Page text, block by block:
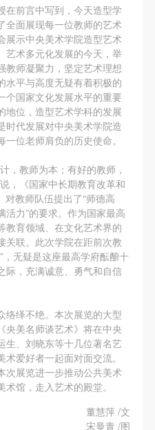
在前言中写到，今天造型学
全面展现每一位教师的艺术
展示中央美术学院造型艺术
艺术多元化发展的今天，举
教师凝聚力，坚定艺术理想
水平与高度无疑有着积极的
个国家文化发展水平的重要
地位，造型艺术学科的发展
时代发展对中央美术学院造
位老师肩负的历史使命。
，教师为本；有好的教师，
，《国家中长期教育改革和
教师队伍提出了“师德高
活力”的要求。作为国家最高
教育领域、在文化艺术界的
关联。此次学院在距前次教
，无疑是这座最高学府酝酿十
际，充满诚意、勇气和自信
络绎不绝。本次展览的大型
央美名师谈艺术》将在中央
生、刘晓东等十几位著名艺
爱好者一起面对面交流。
次展览进一步推动公共美术
馆，走入艺术的殿堂。
董慧萍 /文
宋曼青 /图
关于贯彻执行 《中华
题的意见（试行）>的
（甲方）和使用方（乙
友好协商，甲乙双方就
成如下一致协议：
像权人，自愿将自己的
约定和法律规定的用
术馆是一所具有标志
共美术馆。中央美术学
造一个开放、自由、学
、企业、机构、艺术家
的学术研究为基础，积
领域的展览、论坛及公
平台。作为一家公益性
以学术性和公益性为
美术学院公共教育部所
关于贯彻执行 《中华
题的意见（试行）>的
（甲方）和使用方（乙
友好协商，甲乙双方就
成如下一致协议：
像权人，自愿将自己的
约定和法律规定的用
术馆是一所具有标志
共美术馆。中央美术学
造一个开放、自由、学
、企业、机构、艺术家
的学术研究为基础，积
领域的展览、论坛及公
平台。作为一家公益性
以学术性和公益性为
美术学院公共教育部所
关于贯彻执行 《中华
题的意见（试行）>的
（甲方）和使用方（乙
友好协商，甲乙双方就
成如下一致协议：
像权人，自愿将自己的
约定和法律规定的用
术馆是一所具有标志
共美术馆。中央美术学
造一个开放、自由、学
、企业、机构、艺术家
的学术研究为基础，积
领域的展览、论坛及公
平台。作为一家公益性
以学术性和公益性为
美术学院公共教育部所